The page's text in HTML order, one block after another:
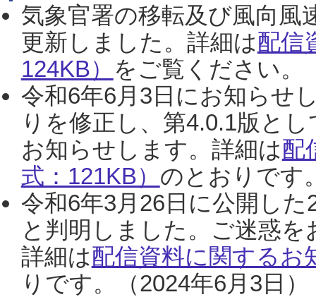
気象官署の移転及び風向風
更新しました。詳細は配信
124KB） をご覧ください。
令和6年6月3日にお知らせ
りを修正し、第4.0.1版と
お知らせします。詳細は配
式：121KB） のとおりです
令和6年3月26日に公開し
と判明しました。ご迷惑
詳細は配信資料に関するお
りです。（2024年6月3日）